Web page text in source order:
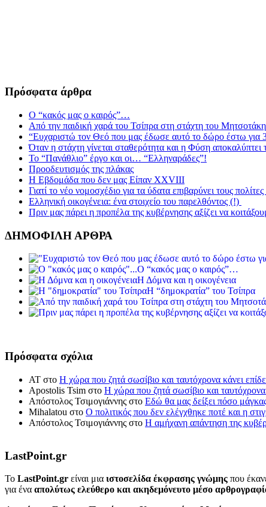
Πρόσφατα άρθρα
Ο “κακός μας ο καιρός”…
Από την παιδική χαρά του Τσίπρα στη στάχτη του Μητσοτάκη
“Ευχαριστώ τον Θεό που μας έδωσε αυτό το δώρο έστω για
Όταν η στάχτη γίνεται σταθερότητα και η Φύση αποκαλύπτει
Το “Πανάθλιο” έργο και οι… “Ελληναράδες”!
Προοδευτισμός της πλάκας
Η Εβδομάδα που δεν μας Είπαν XXVIII
Γιατί το νέο νομοσχέδιο για τα ύδατα επιβαρύνει τους
Ελληνική οικογένεια: ένα στοιχείο του παρελθόντος (!)
Πριν μας πάρει η προπέλα της κυβέρνησης αξίζει να
ΔΗΜΟΦΙΛΗ ΑΡΘΡΑ
Ο “κακός μας ο καιρός”…
Η Δόμνα και η οικογένεια
Η “δημοκρατία” του Τσίπρα
Πρόσφατα σχόλια
ΑΤ στο Η χώρα που ζητά σωσίβιο και ταυτόχρονα κάνει
Apostolis Tsim στο Η χώρα που ζητά σωσίβιο και ταυτόχρονα
Απόστολος Τσιμογιάννης στο Εδώ θα μας δείξει πόσο
Mihalatou στο Ο πολιτικός που δεν ελέγχθηκε ποτέ και η
Απόστολος Τσιμογιάννης στο Η αμήχανη απάντηση της
LastPoint.gr
To LastPoint.gr είναι μια ιστοσελίδα έκφρασης γνώμης που
για ένα απολύτως ελεύθερο και ακηδεμόνευτο μέσο